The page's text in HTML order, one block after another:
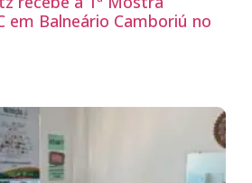
em Balneário Camboriú no